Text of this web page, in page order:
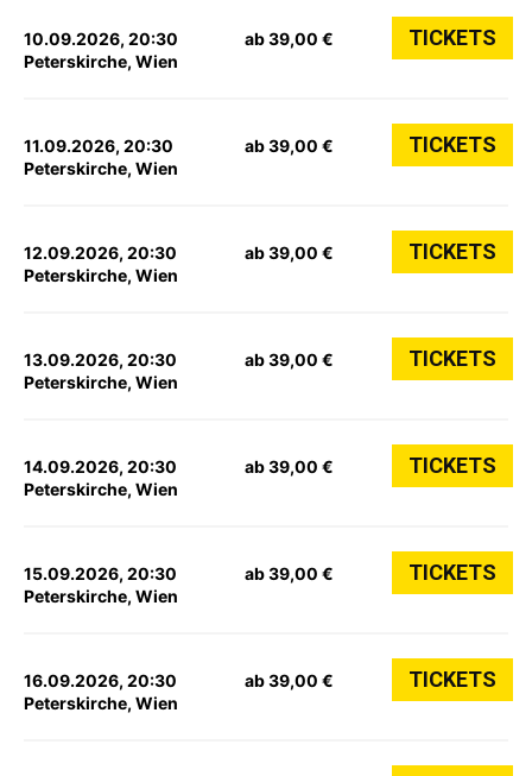
10.09.2026, 20:30
Peterskirche, Wien
ab 39,00 € TICKETS
11.09.2026, 20:30
Peterskirche, Wien
ab 39,00 € TICKETS
12.09.2026, 20:30
Peterskirche, Wien
ab 39,00 € TICKETS
13.09.2026, 20:30
Peterskirche, Wien
ab 39,00 € TICKETS
14.09.2026, 20:30
Peterskirche, Wien
ab 39,00 € TICKETS
15.09.2026, 20:30
Peterskirche, Wien
ab 39,00 € TICKETS
16.09.2026, 20:30
Peterskirche, Wien
ab 39,00 € TICKETS